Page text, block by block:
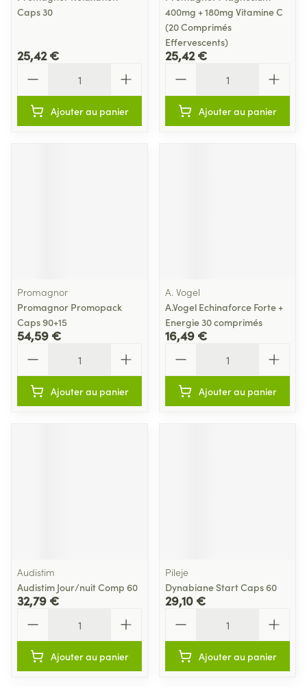
Caps 30
25,42 €
Ajouter au panier
400mg + 180mg Vitamine C
(20 Comprimés
Effervescents)
25,42 €
Ajouter au panier
Promagnor
Promagnor Promopack
Caps 90+15
54,59 €
Ajouter au panier
A. Vogel
A.Vogel Echinaforce Forte +
Energie 30 comprimés
16,49 €
Ajouter au panier
Audistim
Audistim Jour/nuit Comp 60
32,79 €
Ajouter au panier
Pileje
Dynabiane Start Caps 60
29,10 €
Ajouter au panier